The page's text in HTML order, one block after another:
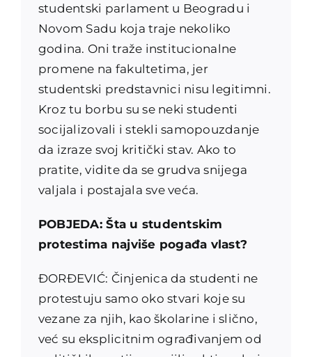
studentski parlament u Beogradu i
Novom Sadu koja traje nekoliko
godina. Oni traže institucionalne
promene na fakultetima, jer
studentski predstavnici nisu legitimni.
Kroz tu borbu su se neki studenti
socijalizovali i stekli samopouzdanje
da izraze svoj kritički stav. Ako to
pratite, vidite da se grudva snijega
valjala i postajala sve veća.
POBJEDA: Šta u studentskim
protestima najviše pogađa vlast?
ĐORĐEVIĆ: Činjenica da studenti ne
protestuju samo oko stvari koje su
vezane za njih, kao školarine i slično,
već su eksplicitnim ograđivanjem od